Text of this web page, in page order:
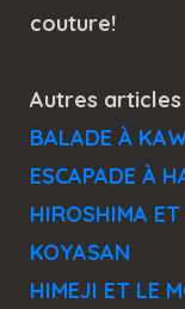
couture!
Autres
BALADE À
ESCAPADE À
HIROSHIMA
KOYASAN
HIMEJI ET LE